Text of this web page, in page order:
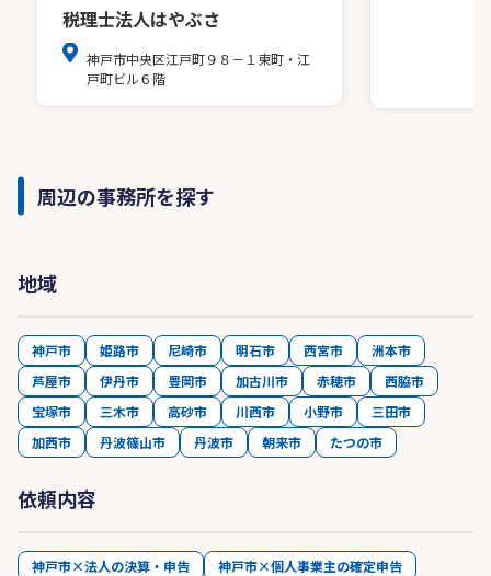
税理士法人はやぶさ
神戸市中央区江戸町９８－１東町・江
戸町ビル６階
周辺の事務所を探す
地域
神戸市 姫路市 尼崎市 明石市 西宮市
洲本市
芦屋市
伊丹市 豊岡市 加古川市 赤穂市
西脇市
宝塚市
三木市 高砂市 川西市 小野市
三田市
加西市
丹波篠山市 丹波市 朝来市 たつの市
依頼内容
神戸市×法人の決算・申告
神戸市×個人事業主の確定申告